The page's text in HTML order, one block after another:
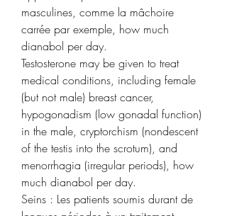
masculines, comme la mâchoire
carrée par exemple, how much
dianabol per day.
Testosterone may be given to treat
medical conditions, including female
(but not male) breast cancer,
hypogonadism (low gonadal function)
in the male, cryptorchism (nondescent
of the testis into the scrotum), and
menorrhagia (irregular periods), how
much dianabol per day.
Seins : Les patients soumis durant de